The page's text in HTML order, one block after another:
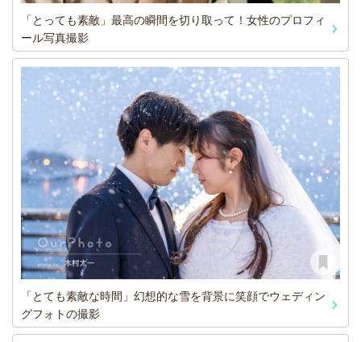
「とっても素敵」最高の瞬間を切り取って！女性のプロフィ
ール写真撮影
「とても素敵な時間」幻想的な雪を背景に笑顔でウェディン
グフォトの撮影